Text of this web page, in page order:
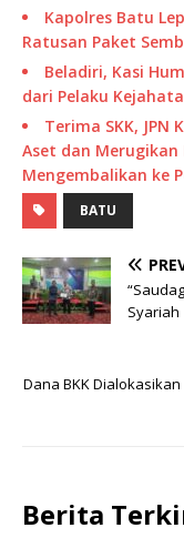
Kapolres Batu
Ratusan Paket
Beladiri, Kasi
dari Pelaku
Terima SKK, JPN
Aset dan Merugikan
Mengembalikan ke
BATU
Syariah
Dana BKK
Berita